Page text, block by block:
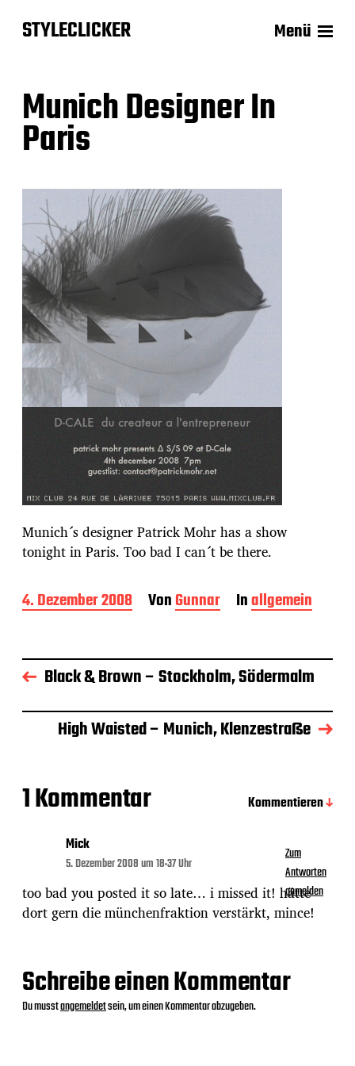
STYLECLICKER Menü
Munich Designer In
Paris
Munich´s designer Patrick Mohr has a show
tonight in Paris. Too bad I can´t be there.
B
e
r
a
s
m
4. Dezember 2008 VonGunnar Inallgemein
Black & Brown – Stockholm, Södermalm
High Waisted – Munich, Klenzestraße
1 Kommentar
Kommentieren
Mick
5. Dezember 2008 um 18:37 Uhr
too bad you posted it so late… i missed it! hätte
dort gern die münchenfraktion verstärkt, mince!
Zum
Antworten
anmelden
Schreibe einen Kommentar
Du musstangemeldetsein, um einen Kommentar abzugeben.